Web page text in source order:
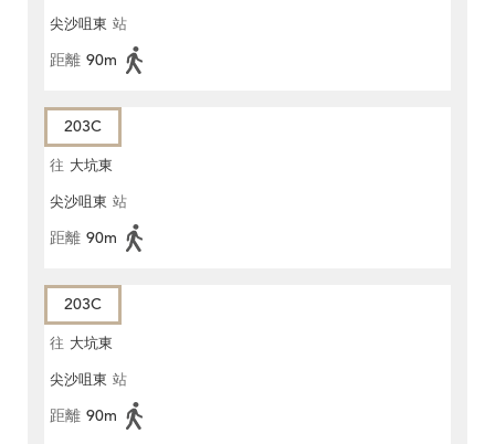
尖沙咀東 站
距離 90m
203C
往 大坑東
尖沙咀東 站
距離 90m
203C
往 大坑東
尖沙咀東 站
距離 90m